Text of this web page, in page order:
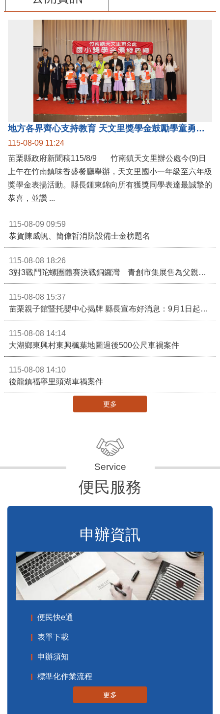
地方各界齊心支持教育 天文里獎學金鼓勵學童勇敢追夢
115-08-09 11:24
苗栗縣政府新聞稿115/8/9 竹南鎮天文里辦公處今(9)日
上午在竹南鎮味香盛餐廳舉辦，天文里國小一年級至六年級
獎學金表揚活動。縣長鍾東錦向所有獲獎同學表達最誠摯的
恭喜，並讚 ...
115-08-09 09:59
恭賀陳威帆、簡偉哲消防設備士金榜題名
115-08-08 18:26
3對3戰鬥陀螺團體賽決戰銅鑼灣 青創市集展售為父親節增添繽紛
115-08-08 15:37
苗栗親子館暨托嬰中心揭牌 縣長宣布好消息：9月1日起調降臨時托嬰費用
115-08-08 14:14
大湖鄉東興村東興楓葉地圖過後500公尺車禍案件
115-08-08 14:10
後龍鎮福寧里頭湖車禍案件
更多
便民服務
申辦資訊
便民快e通
表單下載
申辦須知
標準化作業流程
更多